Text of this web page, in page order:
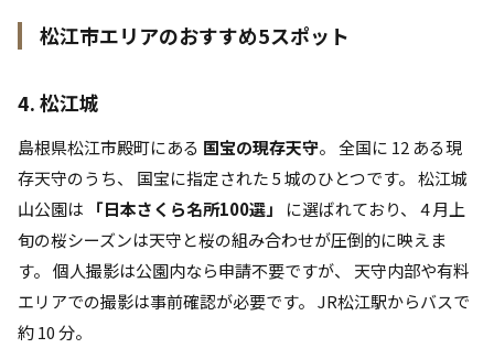
松江市エリアのおすすめ5スポット
4. 松江城
島根県松江市殿町にある 国宝の現存天守。 全国に 12 ある現
存天守のうち、 国宝に指定された 5 城のひとつです。 松江城
山公園は
「日本さくら名所100選」
に選ばれており、 4 月上
旬の桜シーズンは天守と桜の組み合わせが圧倒的に映えま
す。 個人撮影は公園内なら申請不要ですが、 天守内部や有料
エリアでの撮影は事前確認が必要です。 JR松江駅からバスで
約 10 分。